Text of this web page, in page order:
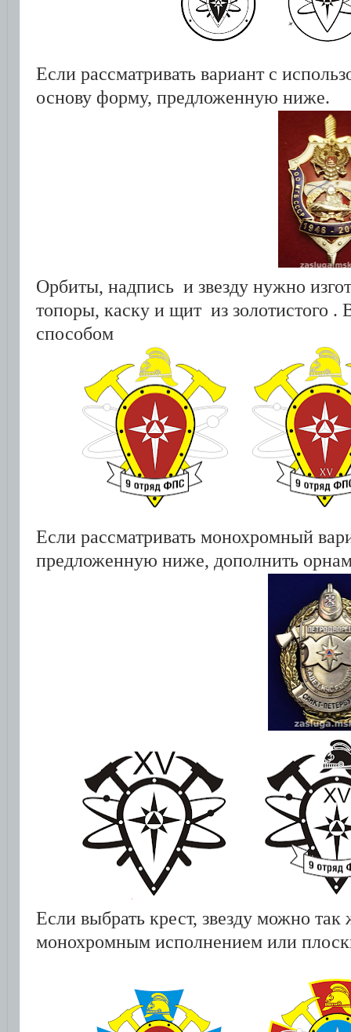
Если рассматривать вариант с
основу форму, предложенную ниже.
Орбиты, надпись и звезду нужно
топоры, каску и щит из золотистого .
способом
Если рассматривать монохромный
предложенную ниже, дополнить
Если выбрать крест, звезду можно
монохромным исполнением или